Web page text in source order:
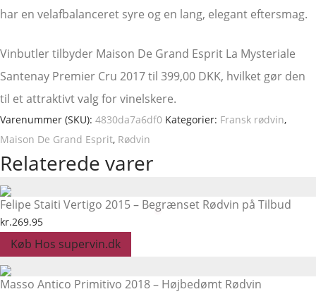
har en velafbalanceret syre og en lang, elegant eftersmag.
Vinbutler tilbyder Maison De Grand Esprit La Mysteriale
Santenay Premier Cru 2017 til 399,00 DKK, hvilket gør den
til et attraktivt valg for vinelskere.
Varenummer (SKU): 4830da7a6df0 Kategorier: Fransk rødvin,
Maison De Grand Esprit, Rødvin
Relaterede varer
Felipe Staiti Vertigo 2015 – Begrænset Rødvin på Tilbud
kr.269.95
Køb Hos supervin.dk
Masso Antico Primitivo 2018 – Højbedømt Rødvin